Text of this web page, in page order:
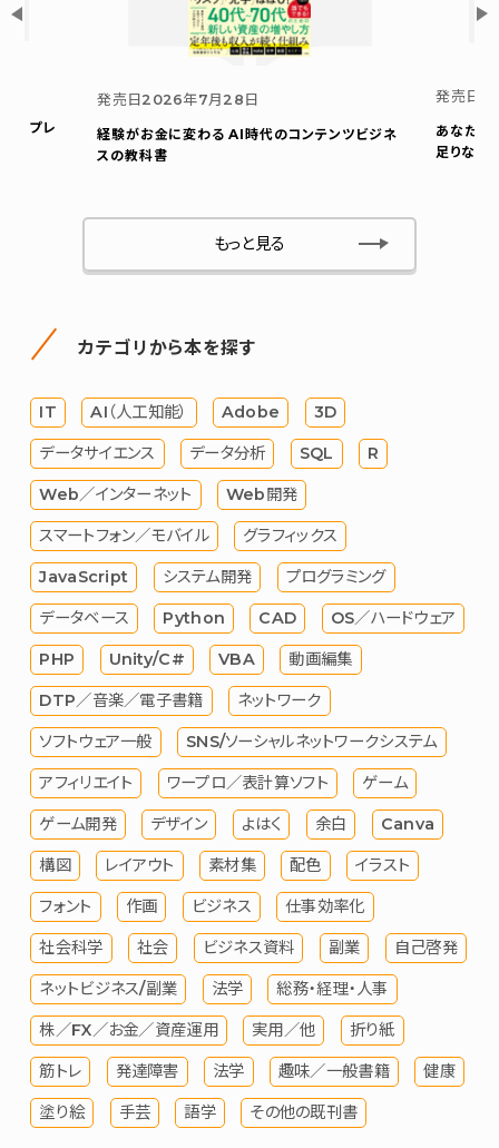
ト プレ
発売日 2026年7月28日
経験がお金に変わる AI時代のコンテンツビジネ
スの教科書
発売日
あなたの
足りない
もっと見る
カテゴリから本を探す
IT AI（人工知能） Adobe 3D
データサイエンス データ分析 SQL R
Web／インターネット Web開発
スマートフォン／モバイル グラフィックス
JavaScript システム開発 プログラミング
データベース Python CAD OS／ハードウェア
PHP Unity/C# VBA 動画編集
DTP／音楽／電子書籍 ネットワーク
ソフトウェア一般 SNS/ソーシャルネットワークシステム
アフィリエイト ワープロ／表計算ソフト ゲーム
ゲーム開発 デザイン よはく 余白 Canva
構図 レイアウト 素材集 配色 イラスト
フォント 作画 ビジネス 仕事効率化
社会科学 社会 ビジネス資料 副業 自己啓発
ネットビジネス/副業 法学 総務・経理・人事
株／FX／お金／資産運用 実用／他 折り紙
筋トレ 発達障害 法学 趣味／一般書籍 健康
塗り絵 手芸 語学 その他の既刊書